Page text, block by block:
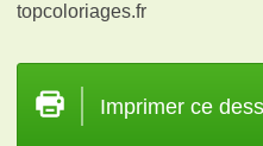
topcoloriages.fr
Imprimer ce